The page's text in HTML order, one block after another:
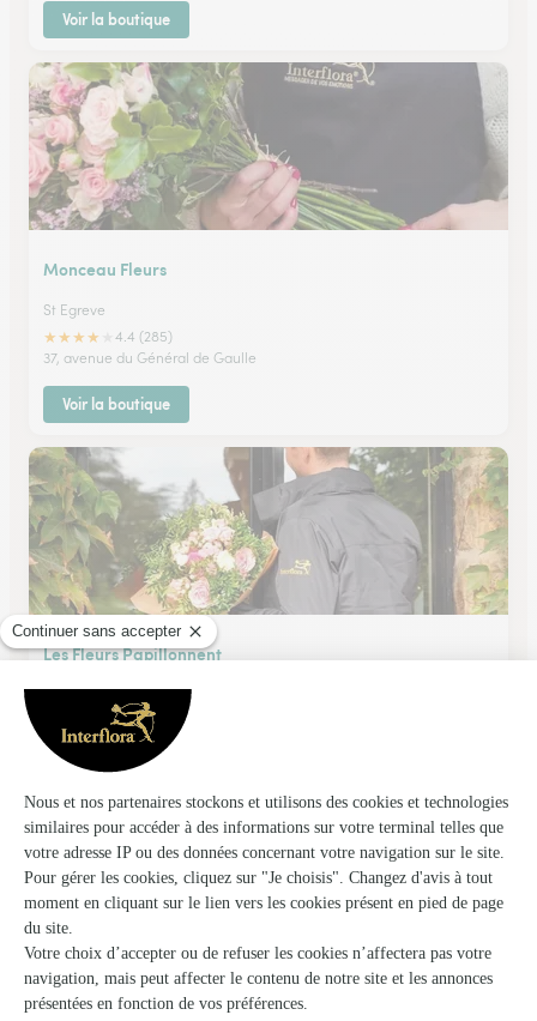
Voir la boutique
Monceau Fleurs
St Egreve
★★★★
4.4 (285)
37, avenue du Général de Gaulle
Voir la boutique
Les Fleurs Papillonnent
Le Pont de Beauvoisin
★5 (51)
1, rue des Etrets